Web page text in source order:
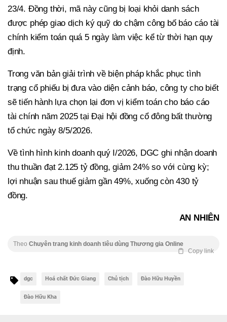
23/4. Đồng thời, mã này cũng bị loại khỏi danh sách
được phép giao dịch ký quỹ do chậm công bố báo cáo tài
chính kiểm toán quá 5 ngày làm việc kể từ thời hạn quy
định.
Trong văn bản giải trình về biện pháp khắc phục tình
trạng cổ phiếu bị đưa vào diện cảnh báo, công ty cho biết
sẽ tiến hành lựa chọn lại đơn vị kiểm toán cho báo cáo
tài chính năm 2025 tại Đại hội đồng cổ đông bất thường
tổ chức ngày 8/5/2026.
Về tình hình kinh doanh quý I/2026, DGC ghi nhận doanh
thu thuần đạt 2.125 tỷ đồng, giảm 24% so với cùng kỳ;
lợi nhuận sau thuế giảm gần 49%, xuống còn 430 tỷ
đồng.
AN NHIÊN
Theo Chuyên trang kinh doanh tiêu dùng Thương gia Online
Copy link
dgc Hoá chất Đức Giang Chủ tịch Đào Hữu Huyền
Đào Hữu Kha